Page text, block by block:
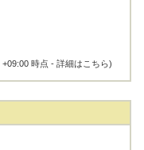
+09:00 時点 -詳細はこちら)